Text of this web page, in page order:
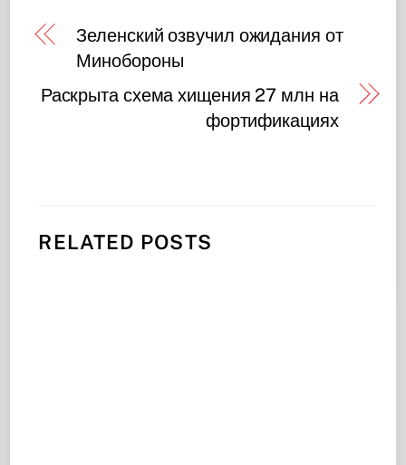
Зеленский озвучил ожидания от
Минобороны
Раскрыта схема хищения 27 млн на
фортификациях
RELATED POSTS